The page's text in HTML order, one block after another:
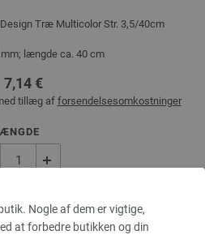
Nogle af dem er vigtige,
at forbedre butikken og din
Design Træ Multicolor Str. 3,5/40cm
længde ca. 40 cm
7,14 €
tillæg af forsendelsesomkostninger